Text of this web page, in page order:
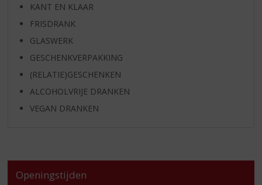
KANT EN KLAAR
FRISDRANK
GLASWERK
GESCHENKVERPAKKING
(RELATIE)GESCHENKEN
ALCOHOLVRIJE DRANKEN
VEGAN DRANKEN
Openingstijden